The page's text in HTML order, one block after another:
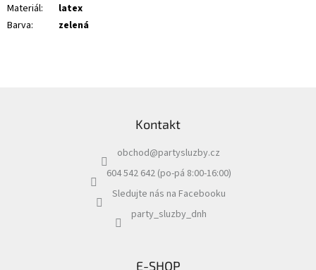
Materiál:
latex
Barva: zelená
Kontakt
obchod@partysluzby.cz
604 542 642 (po-pá 8:00-16:00)
Sledujte nás na Facebooku
party_sluzby_dnh
E-SHOP